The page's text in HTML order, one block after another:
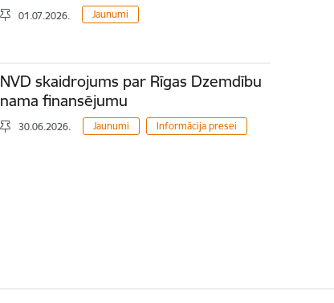
01.07.2026. Jaunumi
NVD skaidrojums par Rīgas Dzemdību
nama finansējumu
30.06.2026. Jaunumi Informācija presei